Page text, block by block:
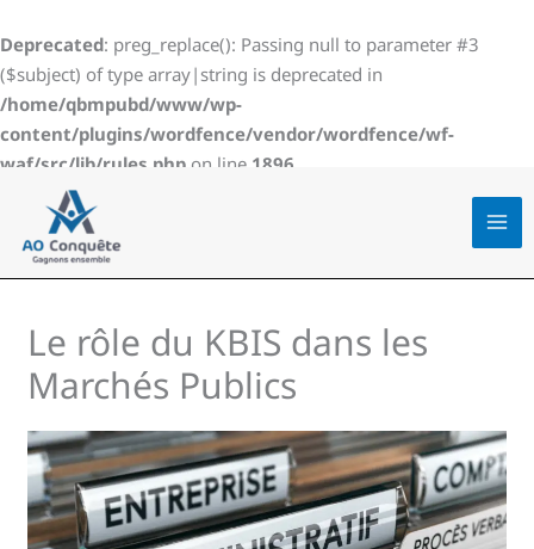
Deprecated: preg_replace(): Passing null to parameter #3
($subject) of type array|string is deprecated in
/home/qbmpubd/www/wp-
content/plugins/wordfence/vendor/wordfence/wf-
waf/src/lib/rules.php on line 1896
au
contenu
Le rôle du KBIS dans les
Marchés Publics